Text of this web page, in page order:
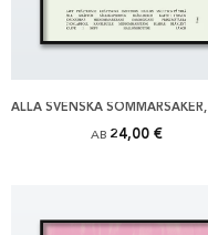
AB 24,00 €